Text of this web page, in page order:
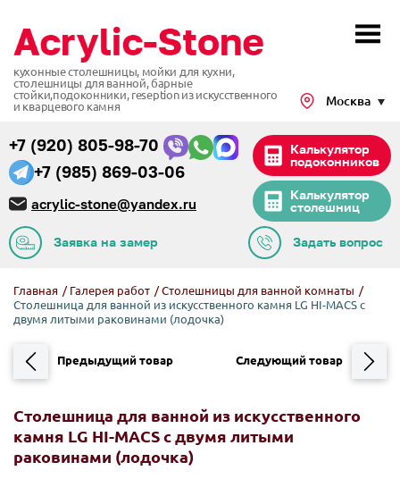
кухонные столешницы, мойки для кухни,
столешницы для ванной, барные
стойки,подоконники, reseption из искусственного
и кварцевого камня
+7 (985) 869-03-06
+7 (920) 805-98-70
acrylic-stone@yandex.ru
Калькулятор
столешниц
Калькулятор
подоконников
Москва
Задать вопрос
Заявка на замер
Главная / Галерея работ /Столешницы для ванной комнаты /
Столешница для ванной из искусственного камня LG HI-MACS с
двумя литыми раковинами (лодочка)
Столешница для ванной из искусственного
камня LG HI-MACS с двумя литыми
раковинами (лодочка)